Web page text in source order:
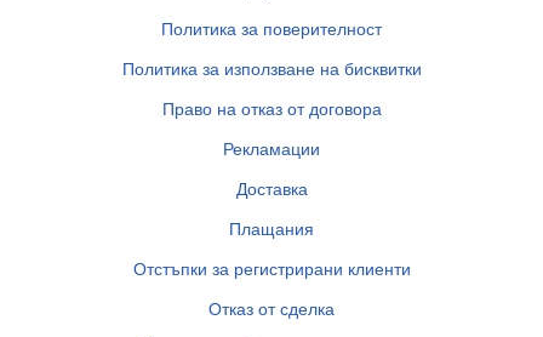
Политика за поверителност
Политика за използване на бисквитки
Право на отказ от договора
Рекламации
Доставка
Плащания
Отстъпки за регистрирани клиенти
Отказ от сделка